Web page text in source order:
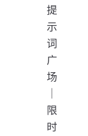
提
示
词
广
场
限
时